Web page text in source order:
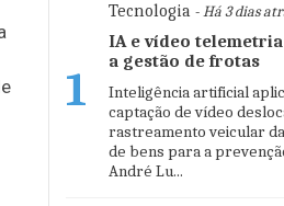
1
Tecnologia - Há 3 dias
IA e vídeo
a gestão de frotas
Inteligência artificial
captação de vídeo
rastreamento veicular
de bens para a
André Lu...